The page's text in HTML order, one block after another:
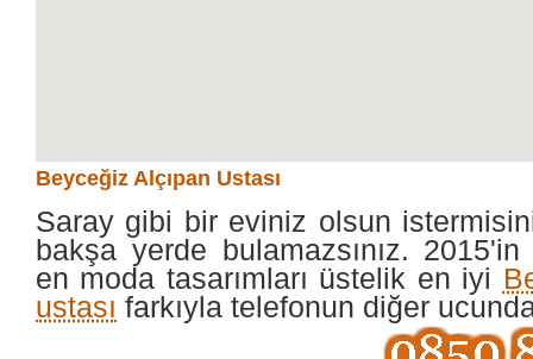
Beyceğiz Alçıpan Ustası
Saray gibi bir eviniz olsun
bakşa yerde bulamazsınız.
en moda tasarımları üstelik en iyi
ustası farkıyla telefonun diğer